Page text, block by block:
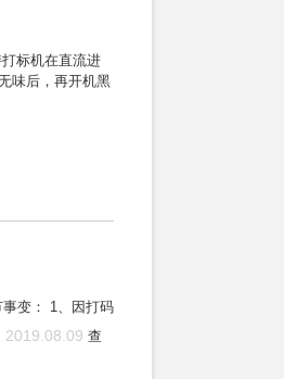
标机在直流进
味后，再开机黑
变： 1、因打码
2019.08.09 查